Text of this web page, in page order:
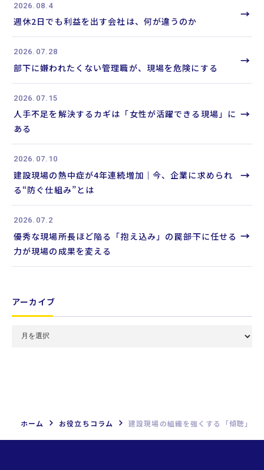
ら
記
事
を
検
索
2026.08.4
週休2日でも利益を出す会社は、何が違うのか
→
2026.07.28
部下に嫌われたくない管理職が、現場を危険にする
→
2026.07.15
人手不足を解決するカギは「女性が活躍できる現場」に
ある
→
2026.07.10
建設現場の熱中症が4年連続増加｜今、企業に求められ
る“防ぐ仕組み”とは
→
2026.07.2
優秀な現場所長ほど陥る「抱え込み」の罠――部下に任せる
力が現場の成果を変える
→
アーカイブ
を
ホーム お役立ちコラム 建設現場の組織を強くする「傾聴」